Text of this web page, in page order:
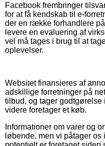
Facebook frembringer
for at få kendskab til e-
der en række forhandlere
levere en evaluering af
vel må tages i brug til at
oplevelser.
Websitet finansieres af
adskillige forretninger på
tilbud, og tager
videre foretager et køb.
Informationer om varer og
løbende, men vi påtager